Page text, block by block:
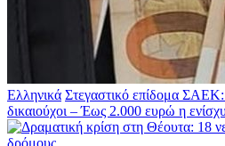
Ελληνικά Στεγαστικό επίδομα
δικαιούχοι – Έως 2.000 ευρώ η